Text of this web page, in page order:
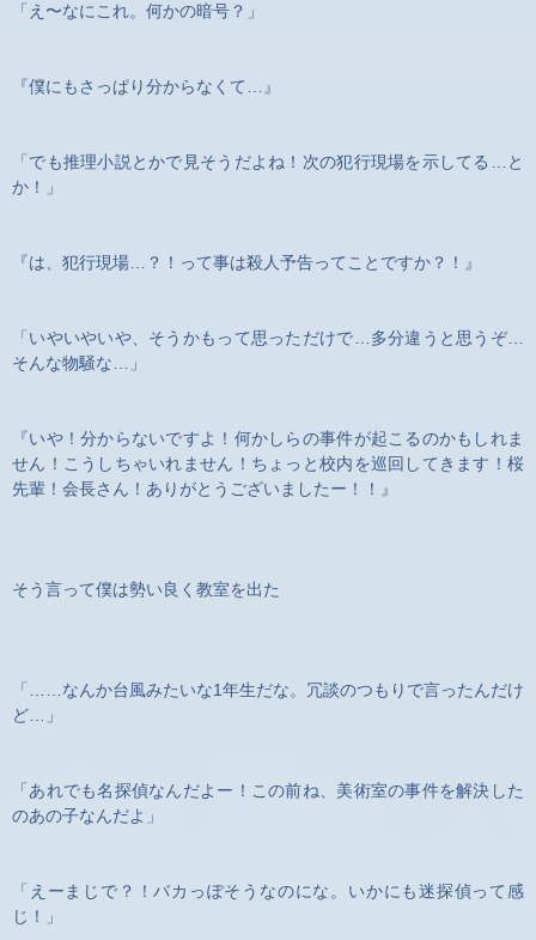
「え〜なにこれ。何かの暗号？」
『僕にもさっぱり分からなくて…』
「でも推理小説とかで見そうだよね！次の犯行現場を示してる…と
か！」
『は、犯行現場…？！って事は殺人予告ってことですか？！』
「いやいやいや、そうかもって思っただけで…多分違うと思うぞ…
そんな物騒な…」
『いや！分からないですよ！何かしらの事件が起こるのかもしれま
せん！こうしちゃいれません！ちょっと校内を巡回してきます！桜
先輩！会長さん！ありがとうございましたー！！』
そう言って僕は勢い良く教室を出た
「……なんか台風みたいな1年生だな。冗談のつもりで言ったんだけ
ど…」
「あれでも名探偵なんだよー！この前ね、美術室の事件を解決した
のあの子なんだよ」
「えーまじで？！バカっぽそうなのにな。いかにも迷探偵って感
じ！」